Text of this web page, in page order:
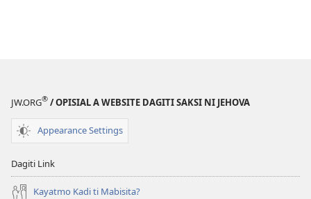
JW.ORG® / OPISIAL A WEBSITE DAGITI SAKSI NI JEHOVA
Appearance Settings
Dagiti Link
Kayatmo Kadi ti Mabisita?